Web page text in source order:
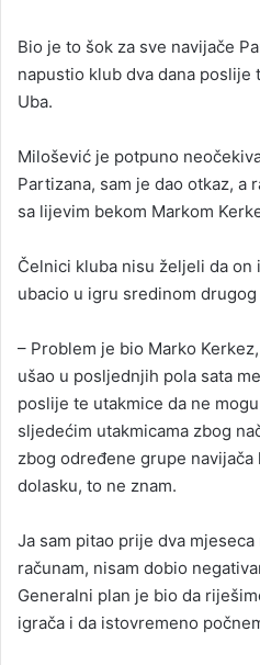
d
a
m
a
i
Bio je to šok za sve navijače
napustio klub dva dana
Uba.
Milošević je potpuno
Partizana, sam je dao otkaz, a
sa lijevim bekom Markom
Čelnici kluba nisu željeli da on
ubacio u igru sredinom
– Problem je bio Marko
ušao u posljednjih pola sata
poslije te utakmice da ne
sljedećim utakmicama zbog
zbog određene grupe
dolasku, to ne znam.
Ja sam pitao prije dva
računam, nisam dobio
Generalni plan je bio da
igrača i da istovremeno